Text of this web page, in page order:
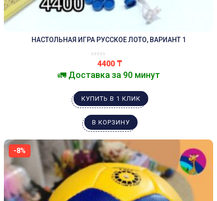
НАСТОЛЬНАЯ ИГРА РУССКОЕ ЛОТО, ВАРИАНТ 1
4400 ₸
🚛 Доставка за 90 минут
КУПИТЬ В 1 КЛИК
В КОРЗИНУ
-8%